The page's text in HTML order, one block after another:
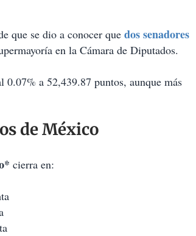
que se dio a conocer que dos senadores
en la Cámara de Diputados.
a 52,439.87 puntos, aunque más
de México
cierra en: